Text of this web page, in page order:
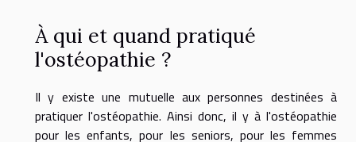
À qui et quand pratiqué
l'ostéopathie ?
Il y existe une mutuelle aux personnes destinées à
pratiquer l'ostéopathie. Ainsi donc, il y à l'ostéopathie
pour les enfants, pour les seniors, pour les femmes